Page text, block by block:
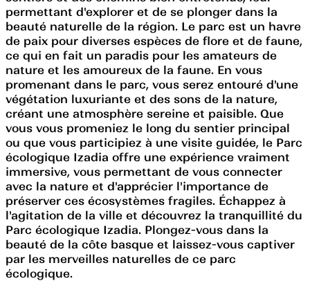
permettant d'explorer et de se plonger dans la
beauté naturelle de la région. Le parc est un havre
de paix pour diverses espèces de flore et de faune,
ce qui en fait un paradis pour les amateurs de
nature et les amoureux de la faune. En vous
promenant dans le parc, vous serez entouré d'une
végétation luxuriante et des sons de la nature,
créant une atmosphère sereine et paisible. Que
vous vous promeniez le long du sentier principal
ou que vous participiez à une visite guidée, le Parc
écologique Izadia offre une expérience vraiment
immersive, vous permettant de vous connecter
avec la nature et d'apprécier l'importance de
préserver ces écosystèmes fragiles. Échappez à
l'agitation de la ville et découvrez la tranquillité du
Parc écologique Izadia. Plongez-vous dans la
beauté de la côte basque et laissez-vous captiver
par les merveilles naturelles de ce parc
écologique.